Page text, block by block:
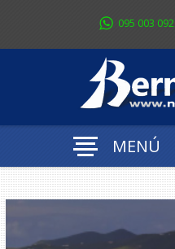
095 003 092
MENÚ